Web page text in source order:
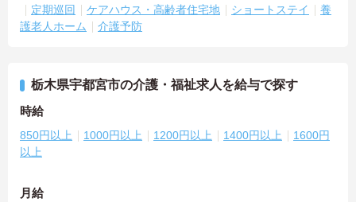
定期巡回
ケアハウス・高齢者住宅地 ショートステイ
養
護老人ホーム
介護予防
栃木県宇都宮市の介護・福祉求人を給与で探す
時給
850円以上 1000円以上 1200円以上 1400円以上
1600円
以上
月給